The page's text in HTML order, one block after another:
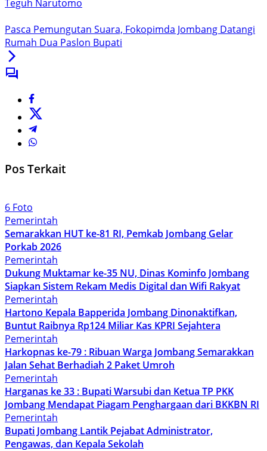
Teguh Narutomo
Pasca Pemungutan Suara, Fokopimda Jombang Datangi
Rumah Dua Paslon Bupati
Pos Terkait
6 Foto
Pemerintah
Semarakkan HUT ke-81 RI, Pemkab Jombang Gelar
Porkab 2026
Pemerintah
Dukung Muktamar ke-35 NU, Dinas Kominfo Jombang
Siapkan Sistem Rekam Medis Digital dan Wifi Rakyat
Pemerintah
Hartono Kepala Bapperida Jombang Dinonaktifkan,
Buntut Raibnya Rp124 Miliar Kas KPRI Sejahtera
Pemerintah
Harkopnas ke-79 : Ribuan Warga Jombang Semarakkan
Jalan Sehat Berhadiah 2 Paket Umroh
Pemerintah
Harganas ke 33 : Bupati Warsubi dan Ketua TP PKK
Jombang Mendapat Piagam Penghargaan dari BKKBN RI
Pemerintah
Bupati Jombang Lantik Pejabat Administrator,
Pengawas, dan Kepala Sekolah